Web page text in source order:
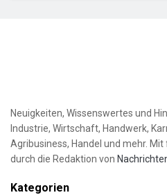
Neuigkeiten, Wissenswertes und
Industrie, Wirtschaft, Handwerk,
Agribusiness, Handel und mehr.
durch die Redaktion von
Kategorien